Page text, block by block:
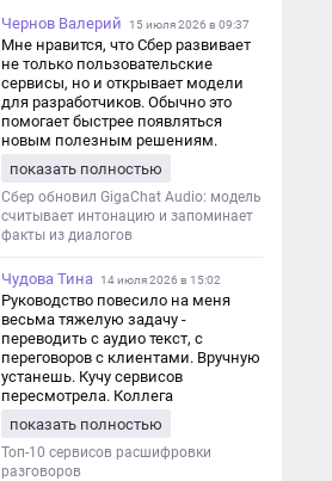
Чернов Валерий 15 июля 2026 в 09:37
Мне нравится, что Сбер развивает
не только пользовательские
сервисы, но и открывает модели
для разработчиков. Обычно это
помогает быстрее появляться
новым полезным решениям.
показать полностью
Сбер обновил GigaChat Audio: модель
считывает интонацию и запоминает
факты из диалогов
Чудова Тина 14 июля 2026 в 15:02
Руководство повесило на меня
весьма тяжелую задачу -
переводить с аудио текст, с
переговоров с клиентами. Вручную
устанешь. Кучу сервисов
пересмотрела. Коллега
хорошо переводит. Мало
редактировать по итогу. Советую.
показать полностью
Топ-10 сервисов расшифровки
разговоров